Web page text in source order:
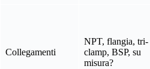
Collegamenti
NPT, flangia, tri-
clamp, BSP, su
misura?